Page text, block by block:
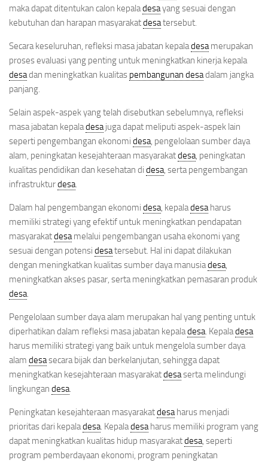
maka dapat ditentukan calon kepaladesayang sesuai dengan
kebutuhan dan harapan masyarakatdesatersebut.
Secara keseluruhan, refleksi masa jabatan kepaladesamerupakan
proses evaluasi yang penting untuk meningkatkan kinerja kepala
desadan meningkatkan kualitas pembangunan desadalam jangka
panjang.
Selain aspek-aspek yang telah disebutkan sebelumnya, refleksi
masa jabatan kepaladesajuga dapat meliputi aspek-aspek lain
seperti pengembangan ekonomi desa, pengelolaan sumber daya
alam, peningkatan kesejahteraan masyarakatdesa, peningkatan
kualitas pendidikan dan kesehatan di desa, serta pengembangan
infrastrukturdesa.
Dalam hal pengembangan ekonomi desa, kepaladesaharus
memiliki strategi yang efektif untuk meningkatkan pendapatan
masyarakatdesamelalui pengembangan usaha ekonomi yang
sesuai dengan potensi desatersebut. Hal ini dapat dilakukan
dengan meningkatkan kualitas sumber daya manusiadesa,
meningkatkan akses pasar, serta meningkatkan pemasaran produk
desa.
Pengelolaan sumber daya alam merupakan hal yang penting untuk
diperhatikan dalam refleksi masa jabatan kepaladesa. Kepaladesa
harus memiliki strategi yang baik untuk mengelola sumber daya
alam desasecara bijak dan berkelanjutan, sehingga dapat
meningkatkan kesejahteraan masyarakatdesaserta melindungi
lingkungan desa.
Peningkatan kesejahteraan masyarakatdesaharus menjadi
prioritas dari kepaladesa. Kepaladesaharus memiliki program yang
dapat meningkatkan kualitas hidup masyarakatdesa, seperti
program pemberdayaan ekonomi, program peningkatan